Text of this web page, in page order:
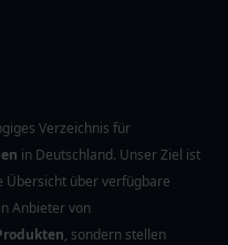
Verzeichnis für
in Deutschland. Unser Ziel ist
Übersicht über verfügbare
Anbieter von
, sondern stellen